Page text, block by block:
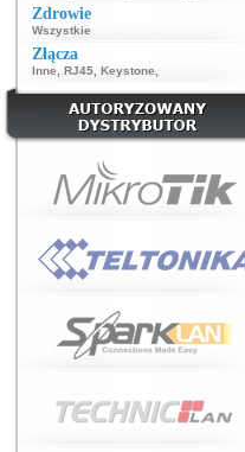
Zdrowie
Wszystkie
Złącza
Inne RJ45 Keystone